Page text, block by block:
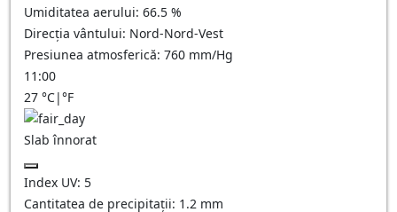
Umiditatea aerului: 66.5 %
Direcția vântului: Nord-Nord-Vest
Presiunea atmosferică: 760 mm/Hg
11:00
27 °C|°F
Slab înnorat
Index UV: 5
Cantitatea de precipitații: 1.2 mm